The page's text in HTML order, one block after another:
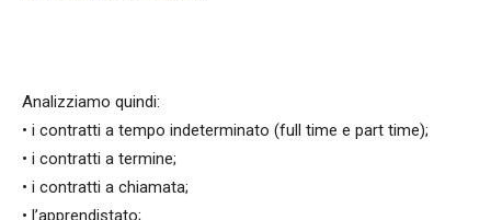
Analizziamo quindi:
• i contratti a tempo indeterminato (full time e part time);
• i contratti a termine;
• i contratti a chiamata;
• l’apprendistato;